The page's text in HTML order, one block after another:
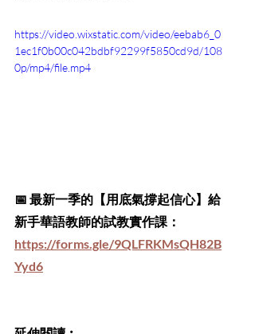
https://video.wixstatic.com/video/eebab6_0
1ec1f0b00c042bdbf92299f5850cd9d/108
0p/mp4/file.mp4
📅 最新一季的【用底氣撐起信心】給
新手華語教師的試教實作課：
https://forms.gle/9QLFRKMsQH82B
Yyd6